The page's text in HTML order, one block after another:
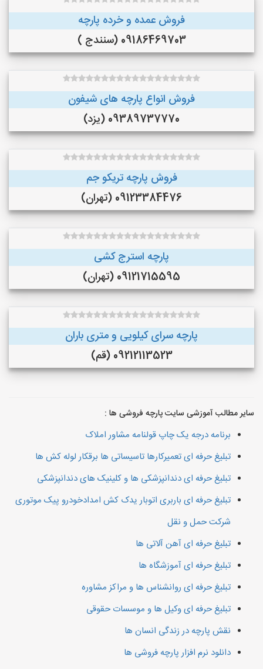
فروش عمده و خرده پارچه
09186469703 (سنندج )
فروش انواع پارچه های شیفون
09389737770 (یزد)
فروش پارچه تریکو جم
09123384476 (تهران)
پارچه استرج کشی
09121715595 (تهران)
پارچه سرای کیلویی و متری باران
09212113523 (قم)
سایر مطالب آموزشی سایت پارچه فروشی ها :
برنامه درجه یک چاپ قولنامه مشاور املاک
تبلیغ حرفه ای تعمیرکارها تاسیساتی ها برقکار لوله کش ها
تبلیغ حرفه ای دندانپزشکی ها و کلینیک های دندانپزشکی
تبلیغ حرفه ای باربری اتوبار یدک کش امدادخودرو پیک موتوری
شرکت حمل و نقل
تبلیغ حرفه ای آهن آلاتی ها
تبلیغ حرفه ای آموزشگاه ها
تبلیغ حرفه ای روانشناس ها و مراکز مشاوره
تبلیغ حرفه ای وکیل ها و موسسات حقوقی
نقش پارچه در زندگی انسان ها
دانلود نرم افزار پارچه فروشی ها